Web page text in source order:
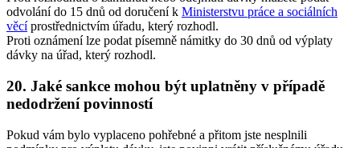
odvolání do 15 dnů od doručení k Ministerstvu práce a sociálních
věcíprostřednictvím úřadu, který rozhodl.
Proti oznámení lze podat písemně námitky do 30 dnů od výplaty
dávky na úřad, který rozhodl.
20. Jaké sankce mohou být uplatněny v případě
nedodržení povinností
Pokud vám bylo vyplaceno pohřebné a přitom jste nesplnili